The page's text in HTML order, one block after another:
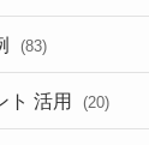
(83)
ト 活用 (20)